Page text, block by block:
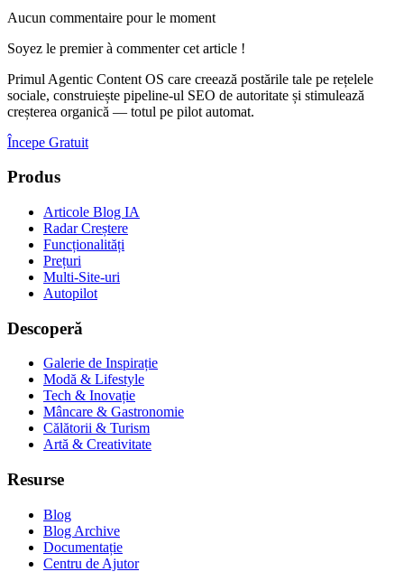
Aucun commentaire pour le moment
Soyez le premier à commenter cet article !
Primul Agentic Content OS care creează postările tale pe rețelele
sociale, construiește pipeline-ul SEO de autoritate și stimulează
creșterea organică — totul pe pilot automat.
Începe Gratuit
Produs
Articole Blog IA
Radar Creștere
Funcționalități
Prețuri
Multi-Site-uri
Autopilot
Descoperă
Galerie de Inspirație
Modă & Lifestyle
Tech & Inovație
Mâncare & Gastronomie
Călătorii & Turism
Artă & Creativitate
Resurse
Blog
Blog Archive
Documentație
Centru de Ajutor